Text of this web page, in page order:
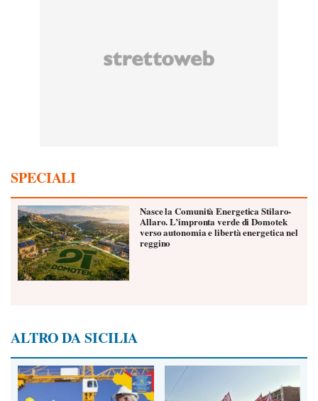
SPECIALI
Nasce la Comunità Energetica Stilaro-
Allaro. L’impronta verde di Domotek
verso autonomia e libertà energetica nel
reggino
ALTRO DA SICILIA